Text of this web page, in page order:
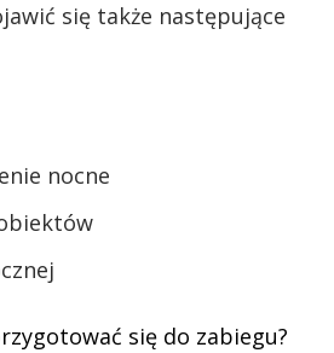
się także następujące
nocne
się do zabiegu?